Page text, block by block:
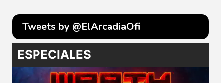
Tweets by @ElArcadiaOfi
ESPECIALES